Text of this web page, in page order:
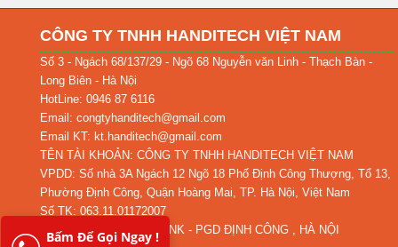
Bấm Để Gọi Ngay !
CÔNG TY TNHH HANDITECH VIỆT NAM
Số 3 - Ngách 68/137/29 - Ngõ 68 Nguyễn văn Linh - Thạch Bàn -
Long Biên - Hà Nội
HotLine: 0946 87 6116
Email: congtyhanditech@gmail.com
Email KT: kt.handitech@gmail.com
TÊN TÀI KHOẢN: CÔNG TY TNHH HANDITECH VIỆT NAM
VPDD: Số nhà 3A Ngách 12 Ngõ 18 Phố Định Công Thượng, Tổ 13,
Phường Định Công, Quận Hoàng Mai, TP. Hà Nội, Việt Nam
Số TK: 063.11.01172007
TẠI NGÂN HÀNG MBBANK - PGD ĐỊNH CÔNG , HÀ NỘI